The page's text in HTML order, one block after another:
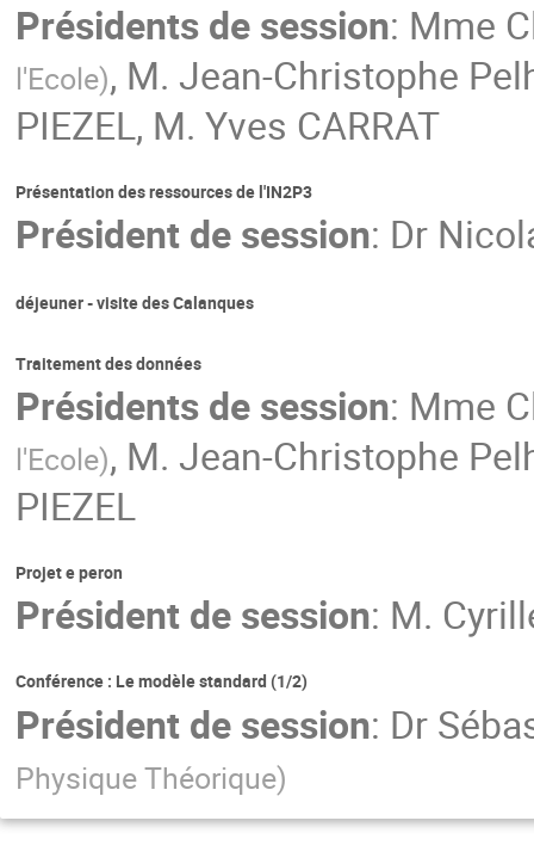
Présidents de session: Mme
l'Ecole), M. Jean-Christophe
PIEZEL, M. Yves CARRAT
Présentation des ressources de l'IN2P3
Président de session: Dr
déjeuner - visite des Calanques
Traitement des données
Présidents de session: Mme
l'Ecole), M. Jean-Christophe
PIEZEL
Projet e peron
Président de session: M.
Conférence : Le modèle standard (1/2)
Président de session: Dr
Physique Théorique)